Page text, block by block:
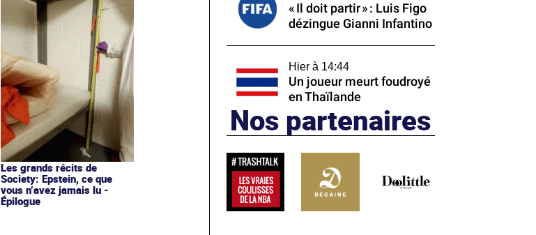
Les grands récits de
Society: Epstein, ce que
vous n’avez jamais lu -
Épilogue
« Il doit partir » : Luis Figo
dézingue Gianni Infantino
Hier à 14:44
Un joueur meurt foudroyé
en Thaïlande
Nos partenaires